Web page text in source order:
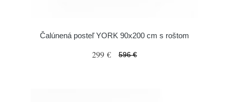
Čalúnená posteľ YORK 90x200 cm s roštom
299 € 596 €